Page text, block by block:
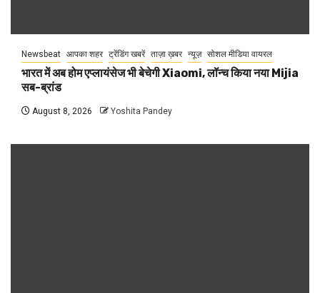
Newsbeat आपका शहर ट्रेंडिंग खबरें ताज़ा ख़बर न्यूज़ सोशल मीडिया वायरल
भारत में अब होम एप्लायंसेज भी बेचेगी Xiaomi, लॉन्च किया नया Mijia
सब-ब्रांड
August 8, 2026 Yoshita Pandey